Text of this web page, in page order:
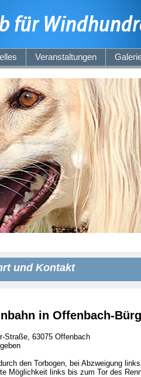
Veranstaltungen
und Kontakt
in Offenbach-
Straße, 63075 Offenbach
den Torbogen, bei Abzweigung
Möglichkeit links bis zum Tor des